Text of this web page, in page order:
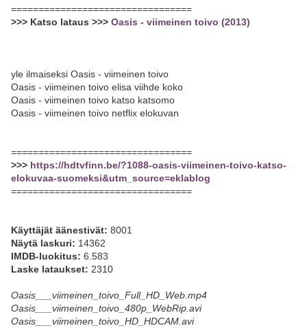
=================================
>>> Katso lataus >>> Oasis - viimeinen toivo (2013)
yle ilmaiseksi Oasis - viimeinen toivo
Oasis - viimeinen toivo elisa viihde koko
Oasis - viimeinen toivo katso katsomo
Oasis - viimeinen toivo netflix elokuvan
=================================
>>> https://hdtvfinn.be/?1088-oasis-viimeinen-toivo-katso-
elokuvaa-suomeksi&utm_source=eklablog
=================================
Käyttäjät äänestivät: 8001
Näytä laskuri: 14362
IMDB-luokitus: 6.583
Laske lataukset: 2310
Oasis___viimeinen_toivo_Full_HD_Web.mp4
Oasis___viimeinen_toivo_480p_WebRip.avi
Oasis___viimeinen_toivo_HD_HDCAM.avi